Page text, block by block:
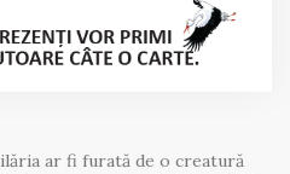
ar fi furată de o creatură